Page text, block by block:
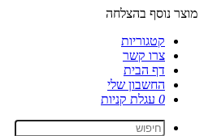
מוצר נוסף בהצלחה
קטגוריות
צרו קשר
דף הבית
החשבון שלי
0 עגלת קניות